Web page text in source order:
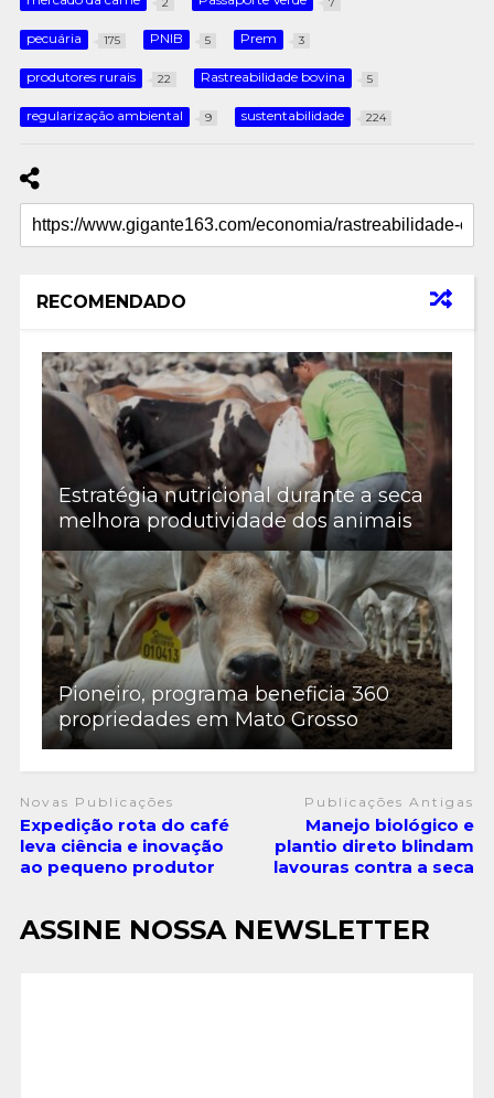
pecuária 175 PNIB 5 Prem 3
produtores rurais 22 Rastreabilidade bovina 5
regularização ambiental 9 sustentabilidade 224
RECOMENDADO
Estratégia nutricional durante a seca
melhora produtividade dos animais
Pioneiro, programa beneficia 360
propriedades em Mato Grosso
Novas Publicações
Expedição rota do café
leva ciência e inovação
ao pequeno produtor
Publicações Antigas
Manejo biológico e
plantio direto blindam
lavouras contra a seca
ASSINE NOSSA NEWSLETTER